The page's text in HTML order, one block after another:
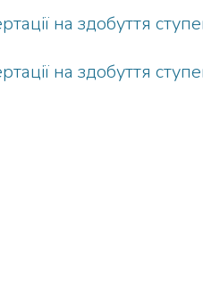
на здобуття
на здобуття